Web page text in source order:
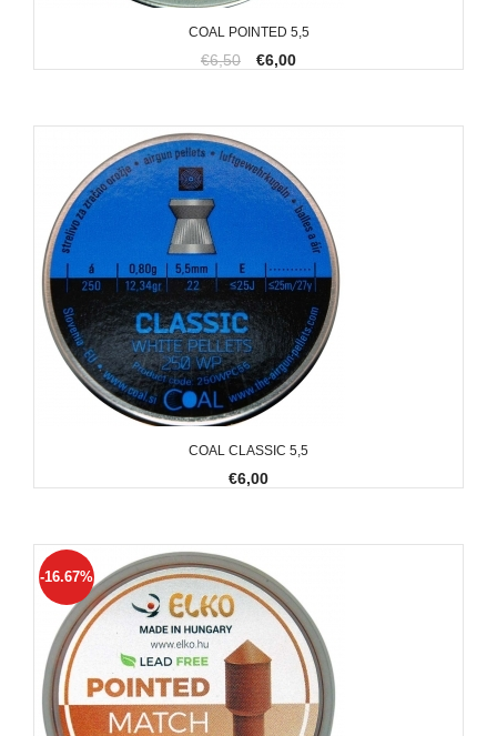
COAL POINTED 5,5
€6,50 €6,00
COAL CLASSIC 5,5
€6,00
-16.67%